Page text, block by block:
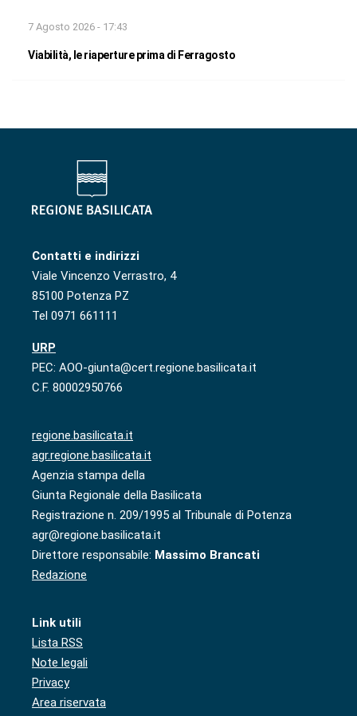
7 Agosto 2026 - 17:43
Viabilità, le riaperture prima di Ferragosto
Contatti e indirizzi
Viale Vincenzo Verrastro, 4
85100 Potenza PZ
Tel 0971 661111
URP
PEC: AOO-giunta@cert.regione.basilicata.it
C.F. 80002950766
regione.basilicata.it
agr.regione.basilicata.it
Agenzia stampa della
Giunta Regionale della Basilicata
Registrazione n. 209/1995 al Tribunale di Potenza
agr@regione.basilicata.it
Direttore responsabile: Massimo Brancati
Redazione
Link utili
Lista RSS
Note legali
Privacy
Area riservata